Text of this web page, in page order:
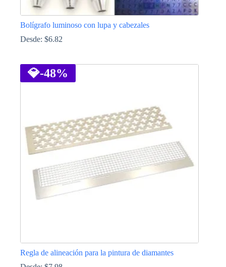
Bolígrafo luminoso con lupa y cabezales
Desde: $6.82
producto
tiene
múltiples
pueden
elegir
en
producto
💎-48%
Regla de alineación para la pintura de diamantes